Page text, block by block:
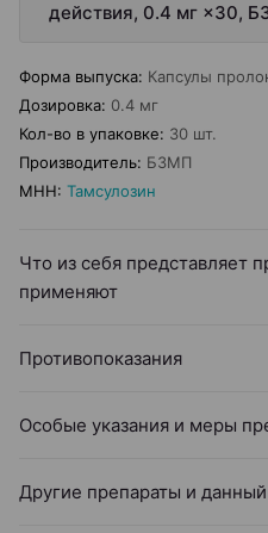
действия, 0.4 мг ×30,
Форма выпуска: Капсулы
Дозировка: 0.4 мг
Кол-во в упаковке: 30 шт.
Производитель: БЗМП
МНН: Тамсулозин
Что из себя представляет
применяют
Противопоказания
Особые указания и меры
Другие препараты и